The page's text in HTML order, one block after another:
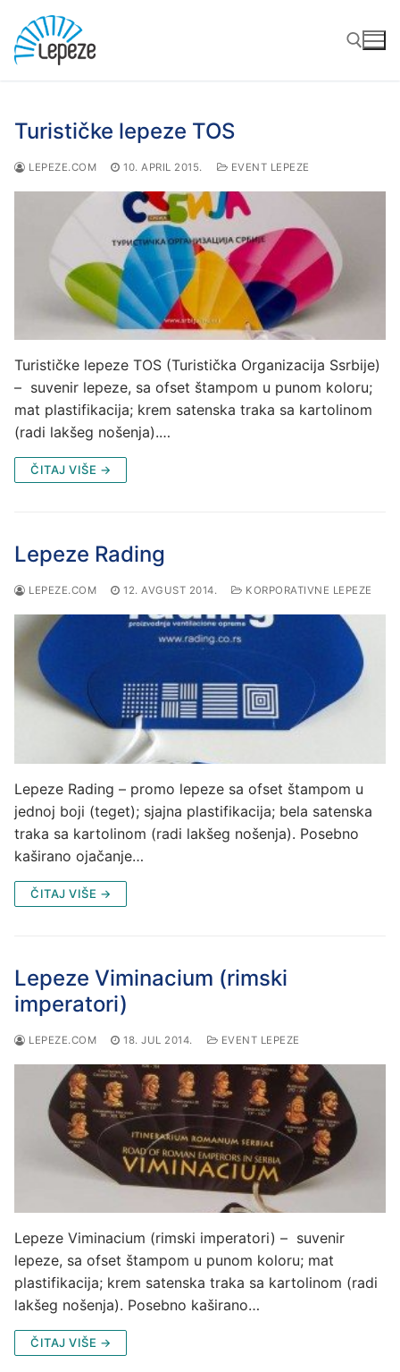
sadržaja
Turističke lepeze TOS
LEPEZE.COM 10. APRIL 2015. EVENT LEPEZE
Turističke lepeze TOS (Turistička Organizacija Ssrbije)
– suvenir lepeze, sa ofset štampom u punom koloru;
mat plastifikacija; krem satenska traka sa kartolinom
(radi lakšeg nošenja).…
ČITAJ VIŠE →
Lepeze Rading
LEPEZE.COM 12. AVGUST 2014. KORPORATIVNE LEPEZE
Lepeze Rading – promo lepeze sa ofset štampom u
jednoj boji (teget); sjajna plastifikacija; bela satenska
traka sa kartolinom (radi lakšeg nošenja). Posebno
kaširano ojačanje…
ČITAJ VIŠE →
Lepeze Viminacium (rimski
imperatori)
LEPEZE.COM 18. JUL 2014. EVENT LEPEZE
Lepeze Viminacium (rimski imperatori) – suvenir
lepeze, sa ofset štampom u punom koloru; mat
plastifikacija; krem satenska traka sa kartolinom (radi
lakšeg nošenja). Posebno kaširano…
ČITAJ VIŠE →